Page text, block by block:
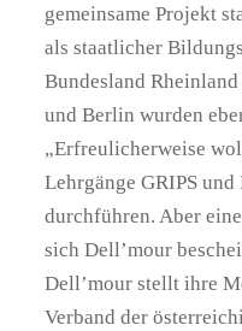
gemeinsame Projekt
als staatlicher
Bundesland
und Berlin wurden
„Erfreulicherweise
Lehrgänge GRIPS
durchführen. Aber
sich Dell’mour
Dell’mour stellt ihre
Verband der